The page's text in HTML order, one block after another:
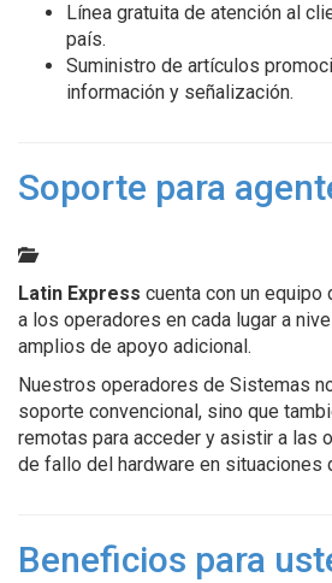
Línea gratuita de atención al
país.
Suministro de artículos
información y señalización.
Soporte para
Latin Express cuenta con un equipo
a los operadores en cada lugar a
amplios de apoyo adicional.
Nuestros operadores de Sistemas
soporte convencional, sino que
remotas para acceder y asistir a las
de fallo del hardware en situaciones
Beneficios para